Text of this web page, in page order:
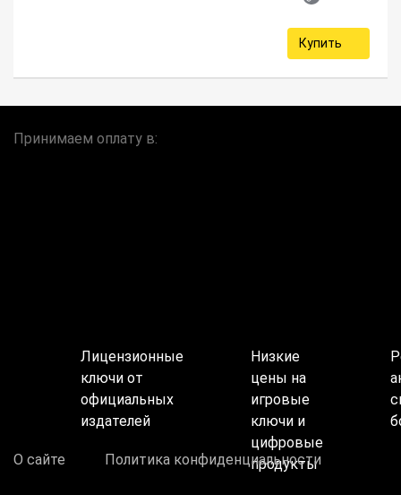
Купить
Принимаем оплату в:
Лицензионные
ключи от
официальных
издателей
Низкие
цены на
игровые
ключи и
цифровые
продукты
О сайте Политика конфиденциальности